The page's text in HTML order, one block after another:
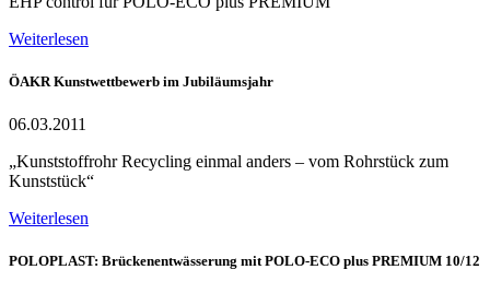
Weiterlesen
ÖAKR Kunstwettbewerb im Jubiläumsjahr
06.03.2011
„Kunststoffrohr Recycling einmal anders – vom Rohrstück zum
Kunststück“
Weiterlesen
POLOPLAST: Brückenentwässerung mit POLO-ECO plus PREMIUM 10/12